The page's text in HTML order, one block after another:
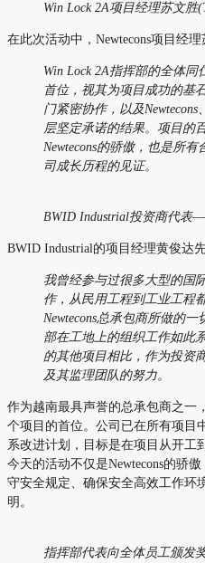
Win Lock 2A项目经理苏文胜
在此次活动中，Newtecons项目经
Win Lock 2A指挥部的全体
首位，视其为项目成功的基
门紧密协作，以及
层坚定承诺的结果。项目的
Newtecons的骄傲，也是所
司成长历程的见证。
BWID Industrial投资商代表
BWID Industrial的项目经理黄俊达
我曾经参与过很多大型的国
作，从民用工程到工业工程
Newtecons总承包商所做的
部在工地上的组织工作如此
的其他项目相比，作为投资
及其监理团队的努力。
作为越南最具声誉的总承包商之一
个项目的首位。公司已在所有项目
系改进计划，目标是在项目从开工
今天的活动不仅是Newtecons的骄
守安全规定、确保安全高效工作环
明。
指挥部代表向全体员工颁发